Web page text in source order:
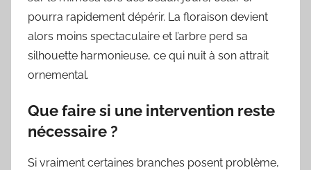
pourra rapidement dépérir. La floraison devient
alors moins spectaculaire et l’arbre perd sa
silhouette harmonieuse, ce qui nuit à son attrait
ornemental.
Que faire si une intervention reste
nécessaire ?
Si vraiment certaines branches posent problème,